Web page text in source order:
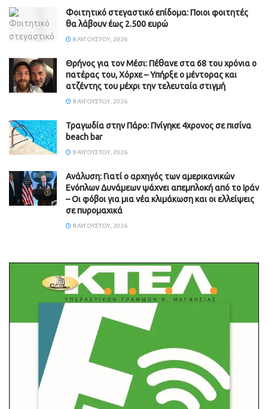
Φοιτητικό στεγαστικό επίδομα: Ποιοι φοιτητές
θα λάβουν έως 2.500 ευρώ
8 ΑΥΓΟΎΣΤΟΥ, 2026
Θρήνος για τον Μέσι: Πέθανε στα 68 του χρόνια ο
πατέρας του, Χόρχε – Υπήρξε ο μέντορας και
ατζέντης του μέχρι την τελευταία στιγμή
8 ΑΥΓΟΎΣΤΟΥ, 2026
Τραγωδία στην Πάρο: Πνίγηκε 4χρονος σε πισίνα
beach bar
8 ΑΥΓΟΎΣΤΟΥ, 2026
Ανάλυση: Γιατί ο αρχηγός των αμερικανικών
Ενόπλων Δυνάμεων ψάχνει απεμπλοκή από το Ιράν
– Οι φόβοι για μια νέα κλιμάκωση και οι ελλείψεις
σε πυρομαχικά
8 ΑΥΓΟΎΣΤΟΥ, 2026